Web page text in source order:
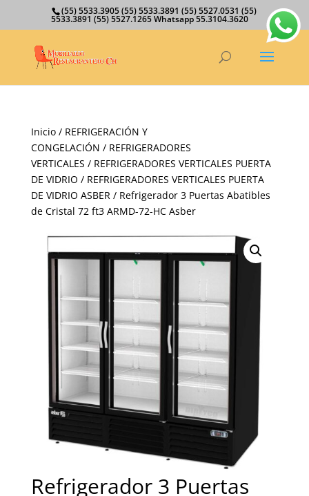
(55) 5533.3905 (55) 5533.3891 (55) 5527.0531 (55)
5533.3891 (55) 5527.1265 Whatsapp 55.3104.3620
Inicio/ REFRIGERACIÓN Y
CONGELACIÓN / REFRIGERADORES
VERTICALES / REFRIGERADORES VERTICALES PUERTA
DE VIDRIO / REFRIGERADORES VERTICALES PUERTA
DE VIDRIO ASBER/ Refrigerador 3 Puertas Abatibles
de Cristal 72 ft3 ARMD-72-HC Asber
Refrigerador 3 Puertas